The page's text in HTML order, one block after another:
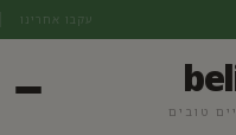
עקבו אחרינו
טובים